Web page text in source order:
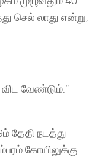
செல் லாது என்று,
வேண்டும்.”
தேதி நடத்து
கோயிலுக்கு